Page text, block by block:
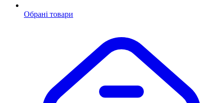
Обрані товари